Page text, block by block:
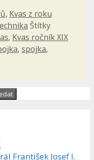
, Kvas z roku
Štítky
, Kvas ročník XIX
, spojka,
František Josef I.